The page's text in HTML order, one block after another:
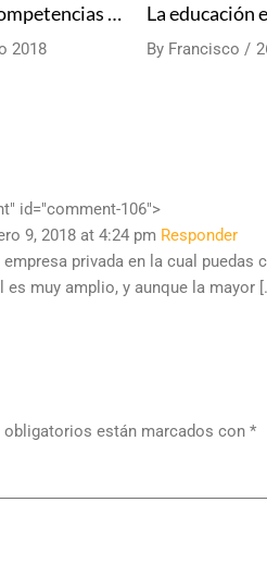
Las Habilidades y Competencias que debe tener un Monitor de Ocio y Tiempo Libre
2018 By Francisco
id="comment-106">
9, 2018 at 4:24 pm Responder
privada en la cual puedas
muy amplio, y aunque la mayor
obligatorios están marcados con *